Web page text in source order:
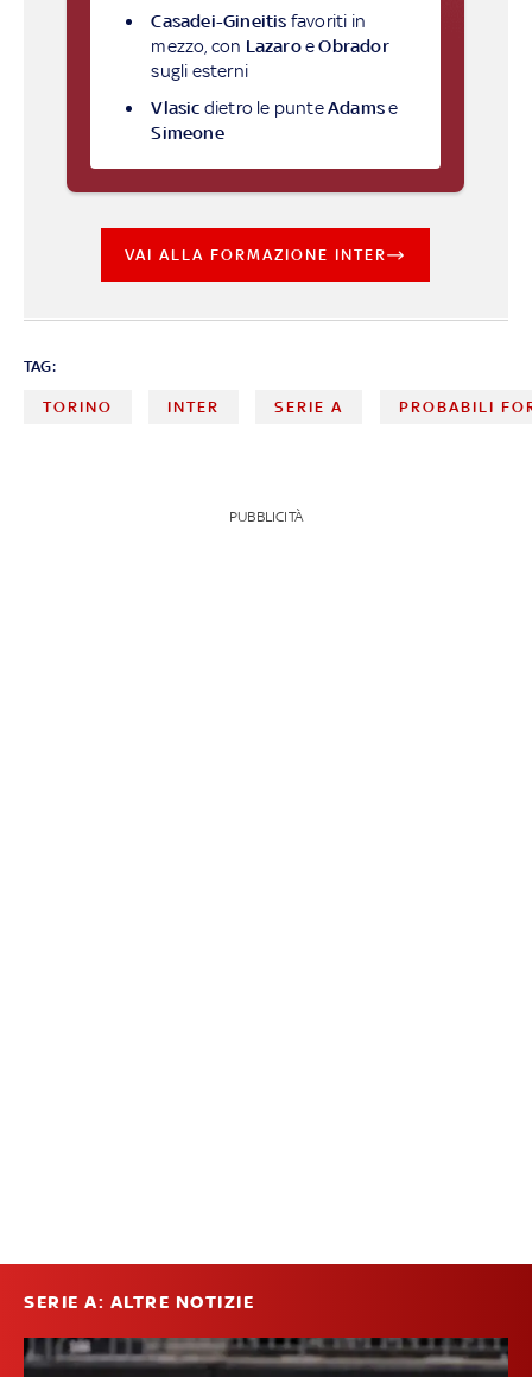
Casadei-Gineitis favoriti in
mezzo, con LazaroeObrador
sugli esterni
Vlasic dietro le punteAdamse
Simeone
VAI ALLA FORMAZIONE INTER
TAG:
TORINO INTER SERIE A PROBABILI
PUBBLICITÀ
SERIE A: ALTRE NOTIZIE